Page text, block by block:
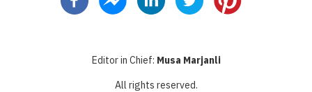
Editor in Chief: Musa Marjanli
All rights reserved.